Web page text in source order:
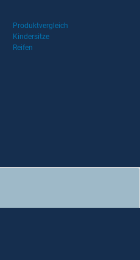
Produktvergleich
Kindersitze
Reifen